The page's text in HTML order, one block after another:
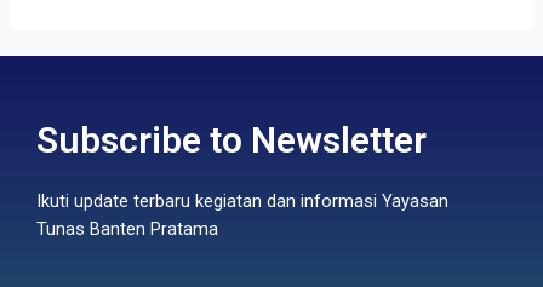
Subscribe to Newsletter
Ikuti update terbaru kegiatan dan informasi Yayasan
Tunas Banten Pratama